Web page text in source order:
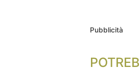
Pubblicità